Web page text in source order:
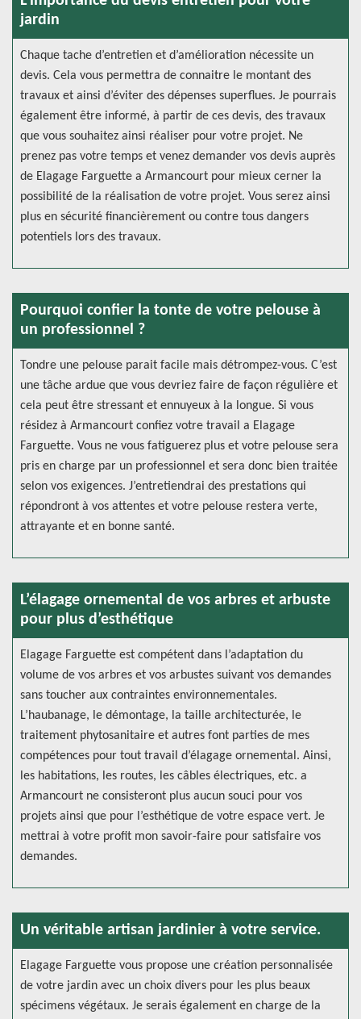
jardin
Chaque tache d’entretien et d’amélioration nécessite un
devis. Cela vous permettra de connaitre le montant des
travaux et ainsi d’éviter des dépenses superflues. Je pourrais
également être informé, à partir de ces devis, des travaux
que vous souhaitez ainsi réaliser pour votre projet. Ne
prenez pas votre temps et venez demander vos devis auprès
de Elagage Farguette a Armancourt pour mieux cerner la
possibilité de la réalisation de votre projet. Vous serez ainsi
plus en sécurité financièrement ou contre tous dangers
potentiels lors des travaux.
Pourquoi confier la tonte de votre pelouse à
un professionnel ?
Tondre une pelouse parait facile mais détrompez-vous. C’est
une tâche ardue que vous devriez faire de façon régulière et
cela peut être stressant et ennuyeux à la longue. Si vous
résidez à Armancourt confiez votre travail a Elagage
Farguette. Vous ne vous fatiguerez plus et votre pelouse sera
pris en charge par un professionnel et sera donc bien traitée
selon vos exigences. J’entretiendrai des prestations qui
répondront à vos attentes et votre pelouse restera verte,
attrayante et en bonne santé.
L’élagage ornemental de vos arbres et arbuste
pour plus d’esthétique
Elagage Farguette est compétent dans l’adaptation du
volume de vos arbres et vos arbustes suivant vos demandes
sans toucher aux contraintes environnementales.
L’haubanage, le démontage, la taille architecturée, le
traitement phytosanitaire et autres font parties de mes
compétences pour tout travail d’élagage ornemental. Ainsi,
les habitations, les routes, les câbles électriques, etc. a
Armancourt ne consisteront plus aucun souci pour vos
projets ainsi que pour l’esthétique de votre espace vert. Je
mettrai à votre profit mon savoir-faire pour satisfaire vos
demandes.
Un véritable artisan jardinier à votre service.
Elagage Farguette vous propose une création personnalisée
de votre jardin avec un choix divers pour les plus beaux
spécimens végétaux. Je serais également en charge de la